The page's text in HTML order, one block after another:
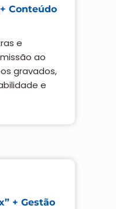
Conteúdo
e
ao
gravados,
e
+ Gestão